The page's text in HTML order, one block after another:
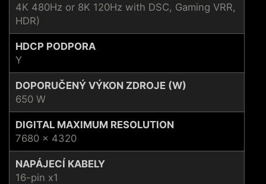
4K 480Hz or 8K 120Hz with DSC, Gaming VRR,
HDR)
HDCP PODPORA
Y
DOPORUČENÝ VÝKON ZDROJE (W)
650 W
DIGITAL MAXIMUM RESOLUTION
7680 x 4320
NAPÁJECÍ KABELY
16-pin x1